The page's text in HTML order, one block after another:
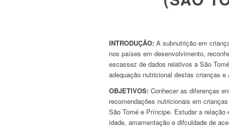
INTRODUÇÃO: A subnutrição em
nos países em desenvolvimento,
escassez de dados relativos a São
adequação nutricional destas crianças
OBJETIVOS: Conhecer as diferenças
recomendações nutricionais em
São Tomé e Príncipe. Estudar a
idade, amamentação e difculdade de